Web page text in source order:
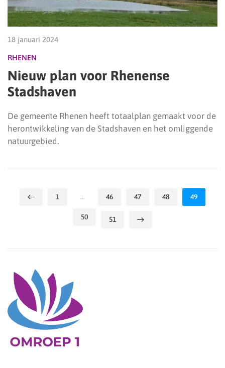
18 januari 2024
RHENEN
Nieuw plan voor Rhenense
Stadshaven
De gemeente Rhenen heeft totaalplan gemaakt voor de
herontwikkeling van de Stadshaven en het omliggende
natuurgebied.
1 … 46 47 48 49
50 51